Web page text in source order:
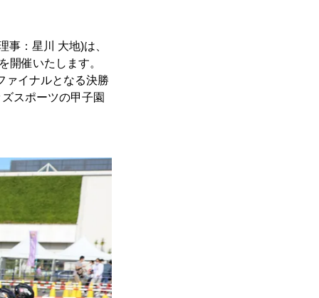
：星川 大地)は、
開催いたします。
ァイナルとなる決勝
スポーツの甲子園